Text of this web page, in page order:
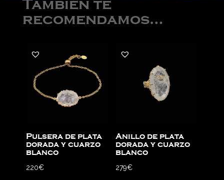
También te
recomendamos…
Pulsera de plata
dorada y cuarzo
blanco
220€
Anillo de plata
dorada y cuarzo
blanco
279€